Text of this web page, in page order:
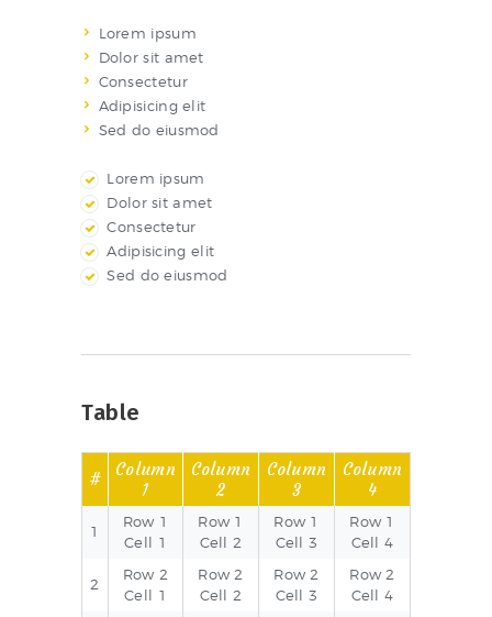
Lorem ipsum
Dolor sit amet
Consectetur
Adipisicing elit
Sed do eiusmod
Lorem ipsum
Dolor sit amet
Consectetur
Adipisicing elit
Sed do eiusmod
Table
#
Column
1
Column
2
Column
3
Column
4
1
Row 1
Cell 1
Row 1
Cell 2
Row 1
Cell 3
Row 1
Cell 4
2
Row 2
Cell 1
Row 2
Cell 2
Row 2
Cell 3
Row 2
Cell 4